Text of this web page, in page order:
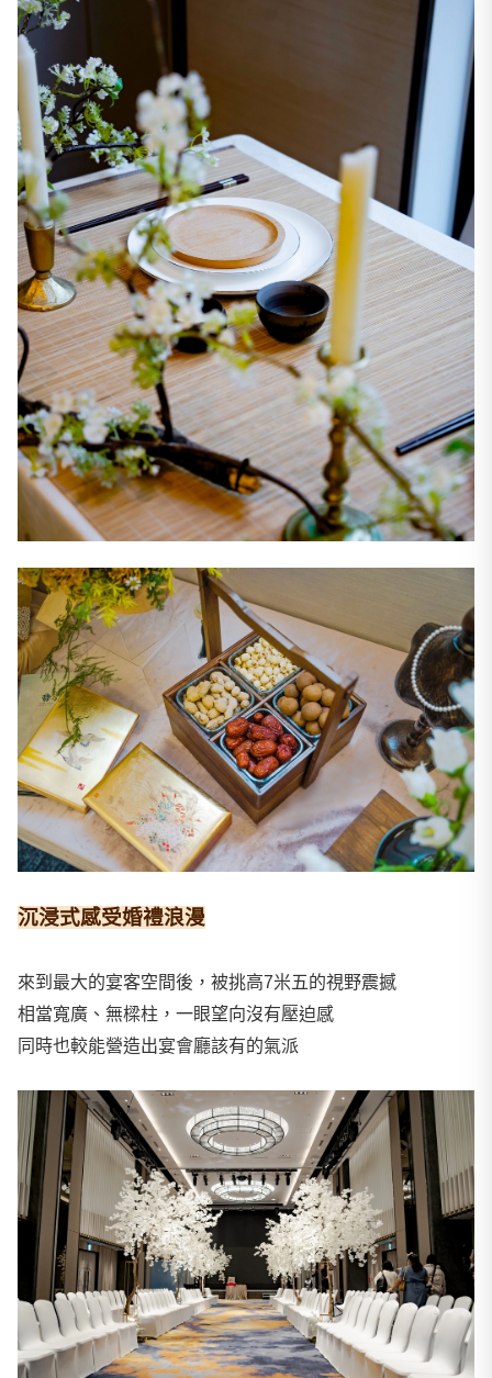
沉浸式感受婚禮浪漫
來到最大的宴客空間後，被挑高7米五的視野震撼
相當寬廣、無樑柱，一眼望向沒有壓迫感
同時也較能營造出宴會廳該有的氣派